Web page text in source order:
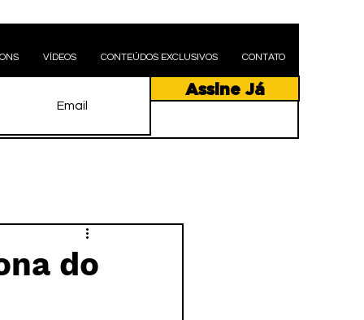
VÍDEOS CONTEÚDOS EXCLUSIVOS CONTATO
Assine Já
do